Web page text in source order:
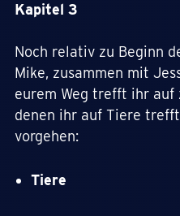
Kapitel 3
Noch relativ zu Beginn
Mike, zusammen mit
eurem Weg trefft ihr auf
denen ihr auf Tiere
vorgehen:
Tiere